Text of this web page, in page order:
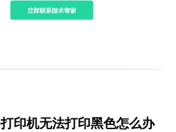
印机无法打印黑色怎么办